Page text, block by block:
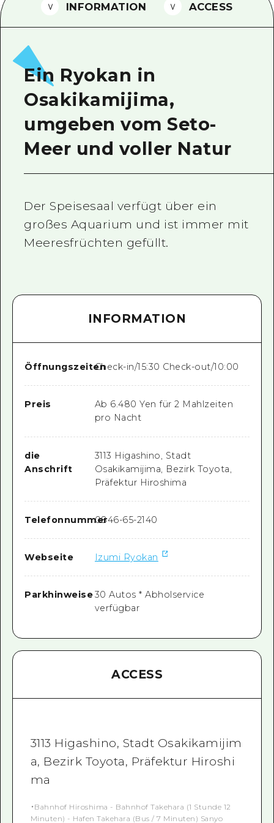
FAQs
Foto-Download
Transportinformationen bei
INFORMATION ACCESS
Ein Ryokan in
Osakikamijima,
umgeben vom Seto-
Meer und voller Natur
Der Speisesaal verfügt über ein
großes Aquarium und ist immer mit
Meeresfrüchten gefüllt.
INFORMATION
ÖffnungszeitenCheck-in/15:30 Check-out/10:00
Preis
Ab 6.480 Yen für 2 Mahlzeiten
pro Nacht
die
Anschrift
3113 Higashino, Stadt
Osakikamijima, Bezirk Toyota,
Präfektur Hiroshima
Telefonnummer0846-65-2140
Webseite Izumi Ryokan
Parkhinweise30 Autos * Abholservice
verfügbar
ACCESS
3113 Higashino, Stadt Osakikamijim
a, Bezirk Toyota, Präfektur Hiroshi
ma
・Bahnhof Hiroshima - Bahnhof Takehara (1 Stunde 12
Minuten) - Hafen Takehara (Bus / 7 Minuten) Sanyo